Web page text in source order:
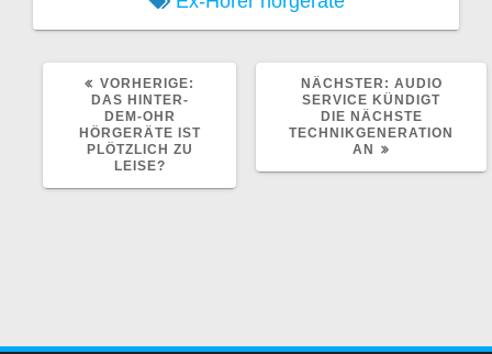
VORHERIGE:
DAS HINTER-
DEM-OHR
HÖRGERÄTE IST
PLÖTZLICH ZU
LEISE?
NÄCHSTER: NÄCHSTER
BEITRAG:
AUDIO
SERVICE KÜNDIGT
DIE NÄCHSTE
TECHNIKGENERATION
AN